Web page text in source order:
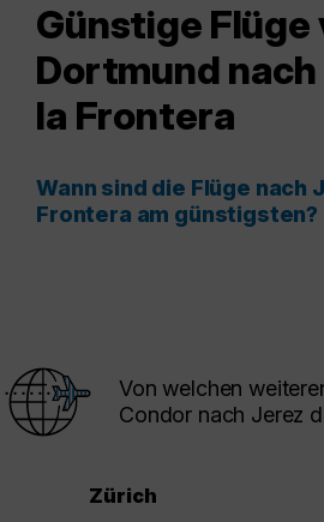
Günstige Flüge
Dortmund
la Frontera
Wann sind die Flüge nach
Frontera am günstigsten?
Von welchen
Condor nach Jerez
Zürich